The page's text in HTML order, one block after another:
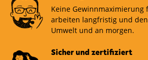
Keine Gewinnmaximierung
arbeiten langfristig und
Umwelt und an morgen.
Sicher und zertifiziert